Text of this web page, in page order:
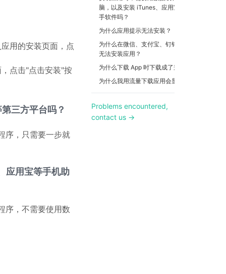
用的安装页面，点
点击"点击安装"按
三方平台吗？
序，只需要一步就
应用宝等手机助
序，不需要使用数
脑，以及安装 iTunes、应用宝等手机助
手软件吗？
为什么应用提示无法安装？
为什么在微信、支付宝、钉钉等 App 中
无法安装应用？
为什么下载 App 时下载成了别的应用？
为什么我用流量下载应用会显示等待中？
Problems encountered,
contact us →